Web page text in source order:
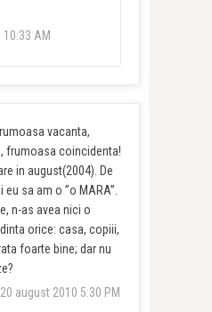
AM
vacanta,
frumoasa coincidenta!
in august(2004). De
sa am o ”o MARA”.
n-as avea nici o
orice: casa, copiii,
foarte bine; dar nu
20 august 2010 5:30 PM